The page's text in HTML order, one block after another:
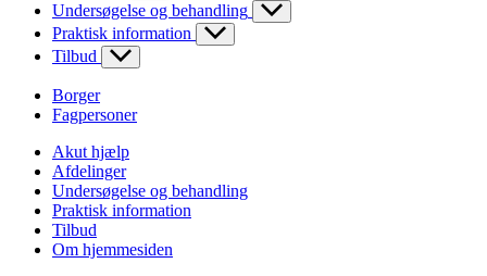
Undersøgelse og behandling
Praktisk information
Tilbud
Borger
Fagpersoner
Akut hjælp
Afdelinger
Undersøgelse og behandling
Praktisk information
Tilbud
Om hjemmesiden